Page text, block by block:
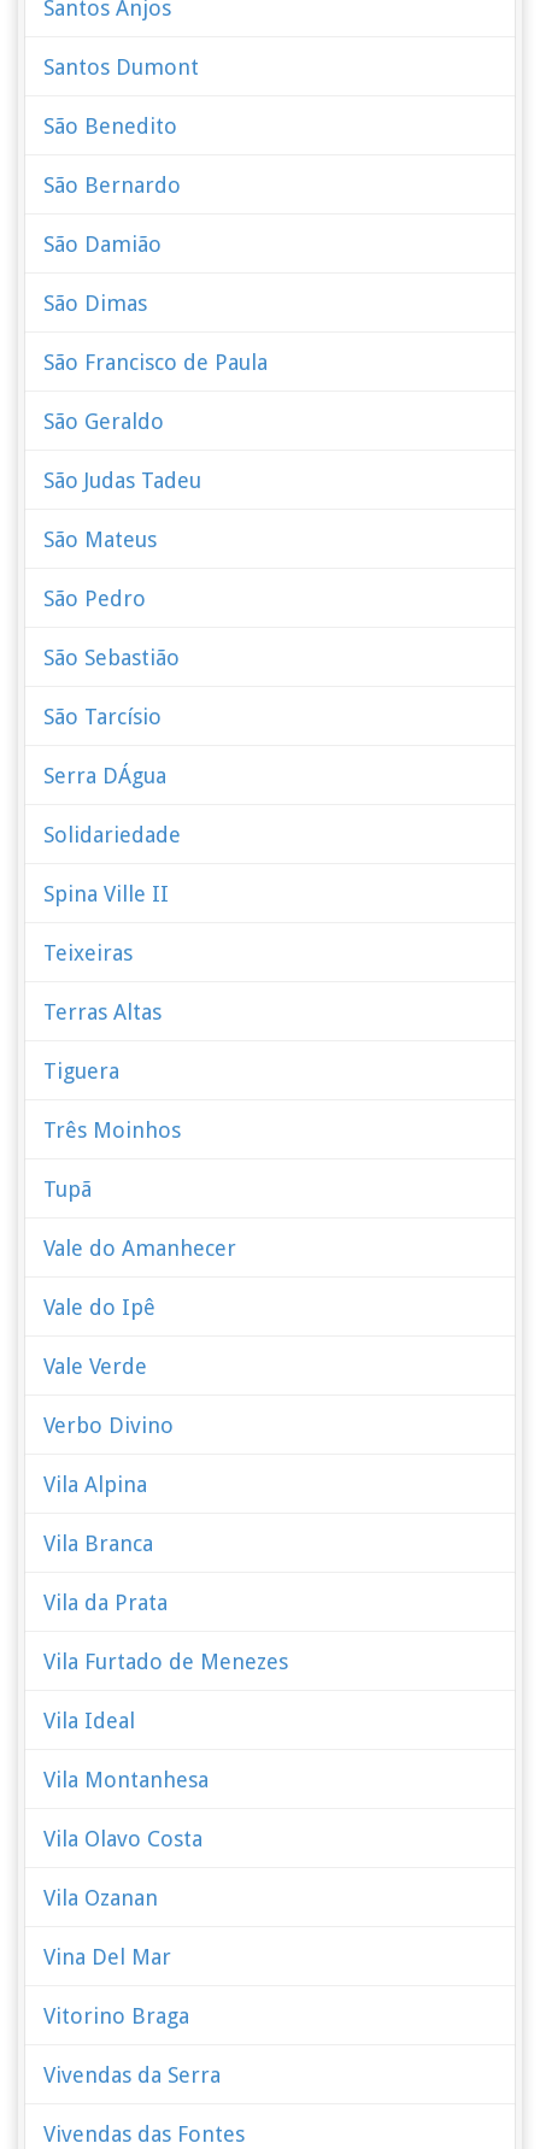
Santos Anjos
Santos Dumont
São Benedito
São Bernardo
São Damião
São Dimas
São Francisco de Paula
São Geraldo
São Judas Tadeu
São Mateus
São Pedro
São Sebastião
São Tarcísio
Serra DÁgua
Solidariedade
Spina Ville II
Teixeiras
Terras Altas
Tiguera
Três Moinhos
Tupã
Vale do Amanhecer
Vale do Ipê
Vale Verde
Verbo Divino
Vila Alpina
Vila Branca
Vila da Prata
Vila Furtado de Menezes
Vila Ideal
Vila Montanhesa
Vila Olavo Costa
Vila Ozanan
Vina Del Mar
Vitorino Braga
Vivendas da Serra
Vivendas das Fontes